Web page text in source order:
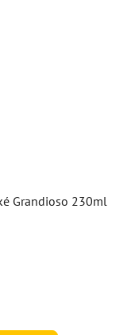
Grandioso 230ml